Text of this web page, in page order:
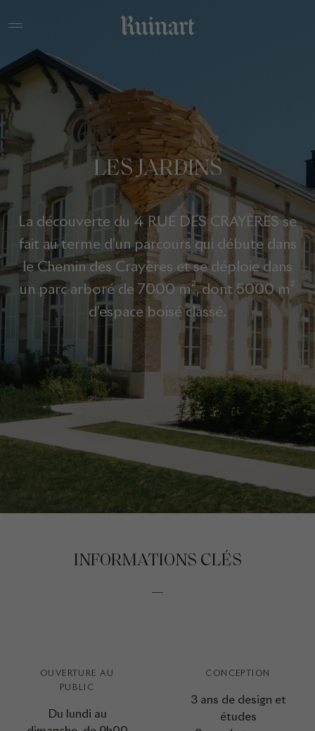
LES JARDINS
La découverte du 4 RUE DES CRAYÈRES se
fait au terme d’un parcours qui débute dans
le Chemin des Crayères et se déploie dans
un parc arboré de 7000 m², dont 5000 m²
d’espace boisé classé.
INFORMATIONS CLÉS
OUVERTURE AU
PUBLIC
Du lundi au
CONCEPTION
3 ans de design et
études